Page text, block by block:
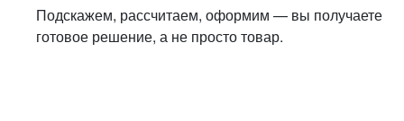
Подскажем, рассчитаем, оформим — вы получаете
готовое решение, а не просто товар.